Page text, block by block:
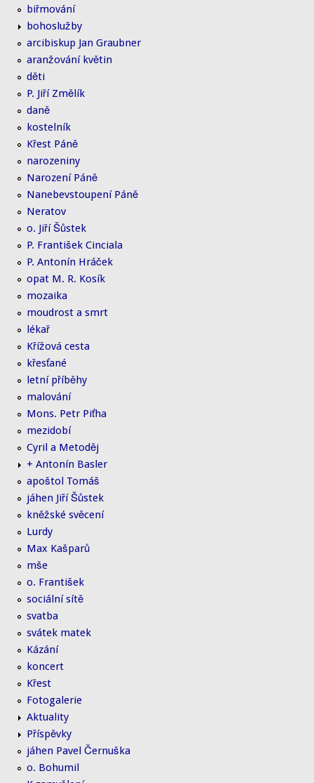
biřmování
bohoslužby
arcibiskup Jan Graubner
aranžování květin
děti
P. Jiří Změlík
daně
kostelník
Křest Páně
narozeniny
Narození Páně
Nanebevstoupení Páně
Neratov
o. Jiří Šůstek
P. František Cinciala
P. Antonín Hráček
opat M. R. Kosík
mozaika
moudrost a smrt
lékař
Křížová cesta
křesťané
letní příběhy
malování
Mons. Petr Piťha
mezidobí
Cyril a Metoděj
+ Antonín Basler
apoštol Tomáš
jáhen Jiří Šůstek
kněžské svěcení
Lurdy
Max Kašparů
mše
o. František
sociální sítě
svatba
svátek matek
Kázání
koncert
Křest
Fotogalerie
Aktuality
Příspěvky
jáhen Pavel Černuška
o. Bohumil